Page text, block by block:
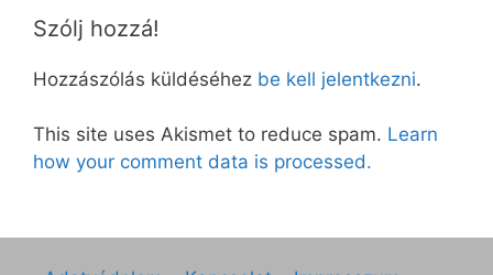
Szólj hozzá!
Hozzászólás küldéséhez be kell jelentkezni.
This site uses Akismet to reduce spam. Learn
how your comment data is processed.